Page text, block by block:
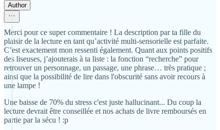
Author
Merci pour ce super commentaire ! La description par ta fille du
plaisir de la lecture en tant qu’activité multi-sensorielle est parfaite.
C’est exactement mon ressenti également. Quant aux points positifs
des liseuses, j’ajouterais à ta liste : la fonction “recherche” pour
retrouver un personnage, un passage, une phrase… très pratique ;
ainsi que la possibilité de lire dans l'obscurité sans avoir recours à
une lampe !
Une baisse de 70% du stress c'est juste hallucinant... Du coup la
lecture devrait être conseillée et nos achats de livre remboursés en
partie par la sécu ! :p